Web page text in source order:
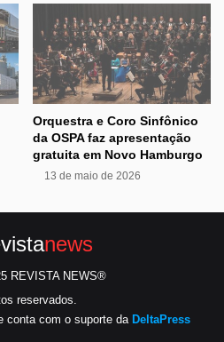
Orquestra e Coro Sinfônico
da OSPA faz apresentação
gratuita em Novo Hamburgo
13 de maio de 2026
news
REVISTA NEWS®
reservados.
conta com o suporte da DeltaPress